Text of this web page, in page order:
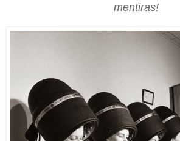
mentiras!